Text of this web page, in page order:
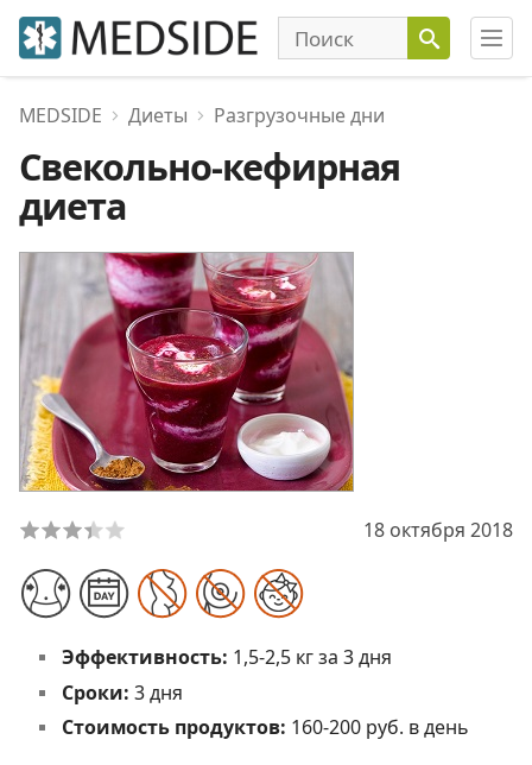
MEDSIDE Диеты Разгрузочные дни
Cвекольно-кефирная
диета
18 октября 2018
Эффективность: 1,5-2,5 кг за 3 дня
Сроки: 3 дня
Стоимость продуктов: 160-200 руб. в день